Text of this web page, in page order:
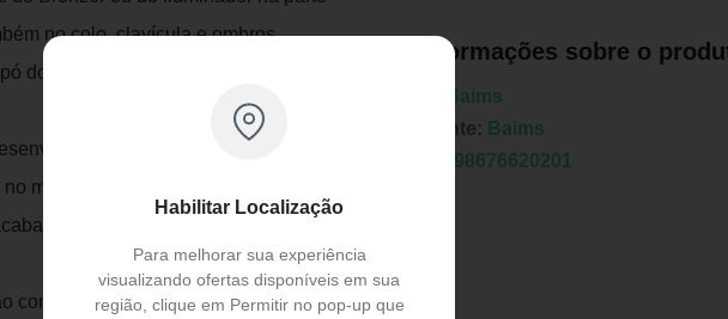
Habilitar Localização
Para melhorar sua experiência
visualizando ofertas disponíveis em sua
região, clique em Permitir no pop-up que
no colo, clavícula e ombros.
do rosto tirando apenas o excedente
na Alemanha com as
mercado.
escovado, e os cabos são
com material da mais alta qualidade e
Informações sobre o
Baims
Fabricante: Baims
7898676620201